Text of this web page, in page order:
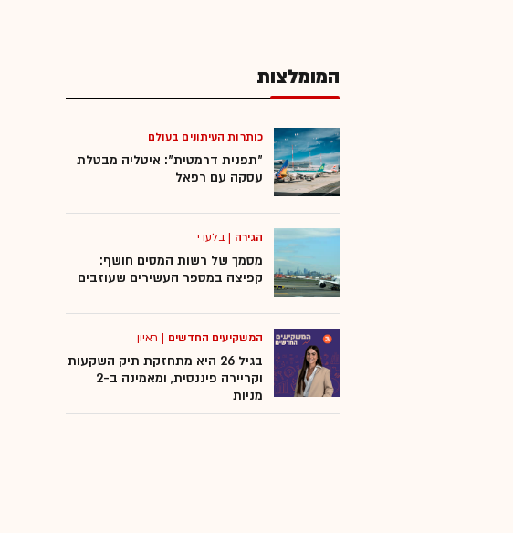
המומלצות
כותרות העיתונים בעולם
"תפנית דרמטית": איטליה מבטלת
עסקה עם רפאל
הגירה |בלעדי
מסמך של רשות המסים חושף:
קפיצה במספר העשירים שעוזבים
המשקיעים החדשים | ראיון
בגיל 26 היא מתחזקת תיק השקעות
וקריירה פיננסית, ומאמינה ב-2
מניות